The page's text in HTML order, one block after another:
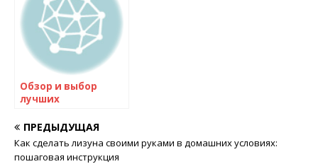
магазине — цены и
скидки
Обзор и выбор
лучших
телевизора: как
выбрать?
ПРЕДЫДУЩАЯ
Как сделать лизуна своими руками в домашних условиях:
пошаговая инструкция